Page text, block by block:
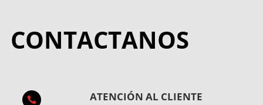
CONTACTANOS
 ATENCIÓN AL CLIENTE